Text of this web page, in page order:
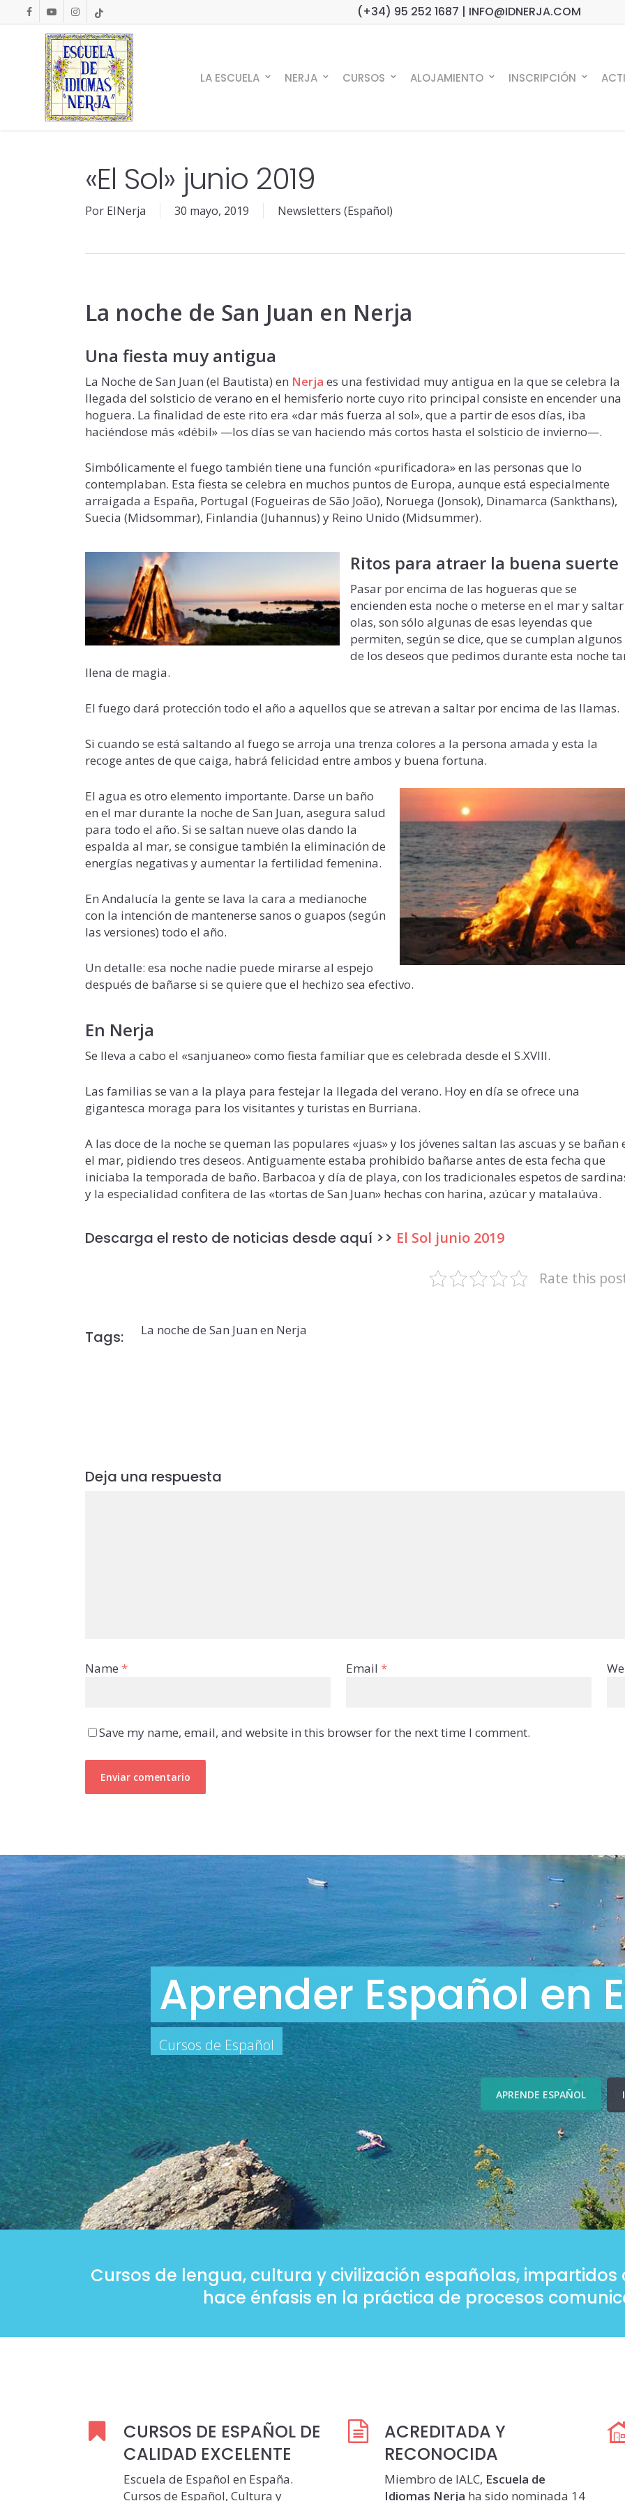
to
facebookyoutubeinstagramtiktok (+34) 95 252 1687 | INFO@IDNERJA.COM
LA ESCUELA NERJA CURSOS ALOJAMIENTO INSCRIPCIÓN
«El Sol» junio 2019
Por EINerja 30 mayo, 2019 Newsletters (Español)
La noche de San Juan en Nerja
Una fiesta muy antigua
La Noche de San Juan (el Bautista) en Nerja es una festividad muy antigua en la que se celebra la
llegada del solsticio de verano en el hemisferio norte cuyo rito principal consiste en encender una
hoguera. La finalidad de este rito era «dar más fuerza al sol», que a partir de esos días, iba
haciéndose más «débil» —los días se van haciendo más cortos hasta el solsticio de invierno—.
Simbólicamente el fuego también tiene una función «purificadora» en las personas que lo
contemplaban. Esta fiesta se celebra en muchos puntos de Europa, aunque está especialmente
arraigada a España, Portugal (Fogueiras de São João), Noruega (Jonsok), Dinamarca (Sankthans),
Suecia (Midsommar), Finlandia (Juhannus) y Reino Unido (Midsummer).
Ritos para atraer la buena suerte
Pasar por encima de las hogueras que se
encienden esta noche o meterse en el mar y saltar
olas, son sólo algunas de esas leyendas que
permiten, según se dice, que se cumplan algunos
de los deseos que pedimos durante esta noche
llena de magia.
El fuego dará protección todo el año a aquellos que se atrevan a saltar por encima de las llamas.
Si cuando se está saltando al fuego se arroja una trenza colores a la persona amada y esta la
recoge antes de que caiga, habrá felicidad entre ambos y buena fortuna.
El agua es otro elemento importante. Darse un baño
en el mar durante la noche de San Juan, asegura salud
para todo el año. Si se saltan nueve olas dando la
espalda al mar, se consigue también la eliminación de
energías negativas y aumentar la fertilidad femenina.
En Andalucía la gente se lava la cara a medianoche
con la intención de mantenerse sanos o guapos (según
las versiones) todo el año.
Un detalle: esa noche nadie puede mirarse al espejo
después de bañarse si se quiere que el hechizo sea efectivo.
En Nerja
Se lleva a cabo el «sanjuaneo» como fiesta familiar que es celebrada desde el S.XVIII.
Las familias se van a la playa para festejar la llegada del verano. Hoy en día se ofrece una
gigantesca moraga para los visitantes y turistas en Burriana.
A las doce de la noche se queman las populares «juas» y los jóvenes saltan las ascuas y se bañan
el mar, pidiendo tres deseos. Antiguamente estaba prohibido bañarse antes de esta fecha que
iniciaba la temporada de baño. Barbacoa y día de playa, con los tradicionales espetos de
y la especialidad confitera de las «tortas de San Juan» hechas con harina, azúcar y matalaúva.
Descarga el resto de noticias desde aquí >> El Sol junio 2019
Rate this
Tags: La noche de San Juan en Nerja
Deja una respuesta
Name * Email *
Save my name, email, and website in this browser for the next time I comment.
Aprender Español en
Cursos de Español
APRENDE ESPAÑOL
Cursos de lengua, cultura y civilización españolas,
hace énfasis en la práctica de procesos
CURSOS DE ESPAÑOL DE
CALIDAD EXCELENTE
Escuela de Español en España.
Cursos de Español, Cultura y
ACREDITADA Y
RECONOCIDA
Miembro de IALC, Escuela de
Idiomas Nerja ha sido nominada 14